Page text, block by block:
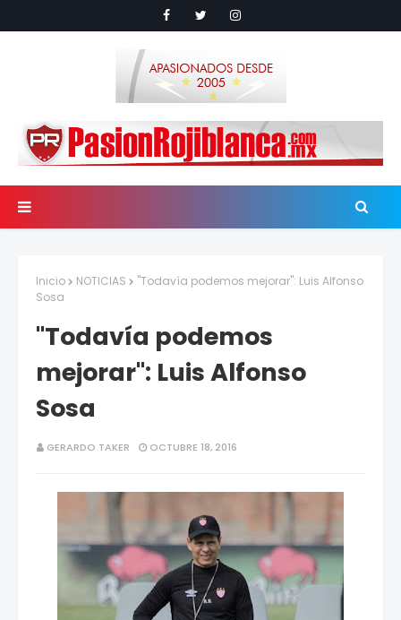
Inicio NOTICIAS
"Todavía podemos mejorar": Luis Alfonso
Sosa
"Todavía podemos
mejorar": Luis Alfonso
Sosa
GERARDO TAKER OCTUBRE 18, 2016